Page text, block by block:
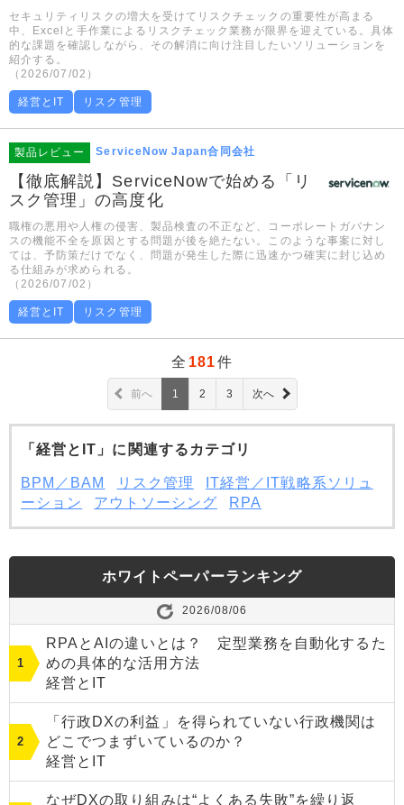
セキュリティリスクの増大を受けてリスクチェックの重要性が高まる
中、Excelと手作業によるリスクチェック業務が限界を迎えている。具体
的な課題を確認しながら、その解消に向け注目したいソリューションを
紹介する。
（2026/07/02）
経営とIT リスク管理
製品レビュー ServiceNow Japan合同会社
【徹底解説】ServiceNowで始める「リ
スク管理」の高度化
職権の悪用や人権の侵害、製品検査の不正など、コーポレートガバナン
スの機能不全を原因とする問題が後を絶たない。このような事案に対し
ては、予防策だけでなく、問題が発生した際に迅速かつ確実に封じ込め
る仕組みが求められる。
（2026/07/02）
経営とIT リスク管理
全 181件
前へ 1 2 3 次へ
「経営とIT」に関連するカテゴリ
BPM／BAM リスク管理
IT経営／IT戦略系ソリュ
ーション
アウトソーシング RPA
ホワイトペーパーランキング
2026/08/06
RPAとAIの違いとは？ 定型業務を自動化するた
めの具体的な活用方法
経営とIT
「行政DXの利益」を得られていない行政機関は
どこでつまずいているのか？
経営とIT
なぜDXの取り組みは“よくある失敗”を繰り返